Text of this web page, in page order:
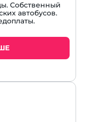
Собственный
автобусов.